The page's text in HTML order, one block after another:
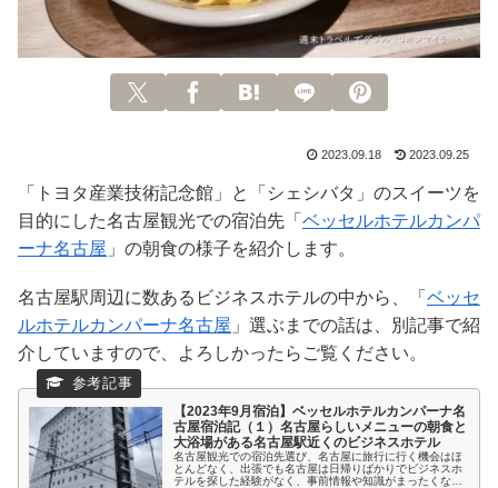
2023.09.18 2023.09.25
「トヨタ産業技術記念館」と「シェシバタ」のスイーツを
目的にした名古屋観光での宿泊先「 ベッセルホテルカンパ
ーナ名古屋 」の朝食の様子を紹介します。
名古屋駅周辺に数あるビジネスホテルの中から、「 ベッセ
ルホテルカンパーナ名古屋 」選ぶまでの話は、別記事で紹
介していますので、よろしかったらご覧ください。
【2023年9月宿泊】ベッセルホテルカンパーナ名
古屋宿泊記（１）名古屋らしいメニューの朝食と
大浴場がある名古屋駅近くのビジネスホテル
名古屋観光での宿泊先選び、名古屋に旅行に行く機会はほ
とんどなく、出張でも名古屋は日帰りばかりでビジネスホ
テルを探した経験がなく、事前情報や知識がまったくない